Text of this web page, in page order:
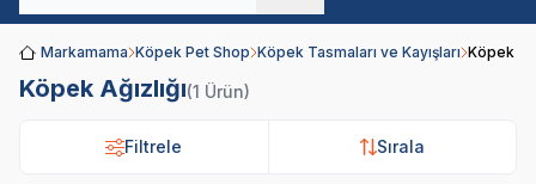
Markamama Köpek Pet Shop Köpek Tasmaları ve Kayışları Köpek
Köpek Ağızlığı(1 Ürün)
Filtrele Sırala
Filtrele Sırala